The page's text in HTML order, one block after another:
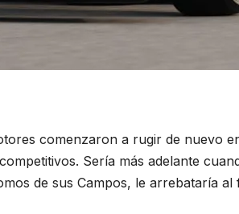
comenzaron a rugir de nuevo
Sería más adelante
de sus Campos, le arrebataría al